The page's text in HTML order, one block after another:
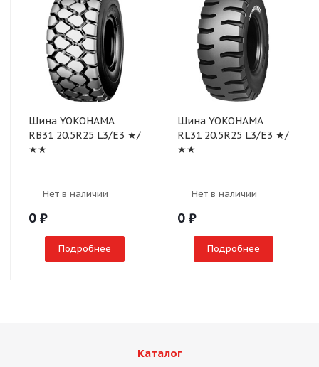
Шина YOKOHAMA
RB31 20.5R25 L3/E3 ★/
★★
Нет в наличии
0 ₽
Подробнее
Шина YOKOHAMA
RL31 20.5R25 L3/E3 ★/
★★
Нет в наличии
0 ₽
Подробнее
Каталог